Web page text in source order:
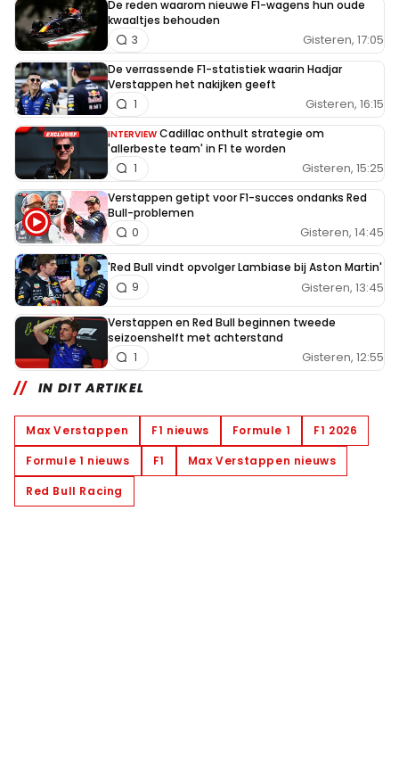
De reden waarom nieuwe F1-wagens hun oude
kwaaltjes behouden
Gisteren, 17:05
3
De verrassende F1-statistiek waarin Hadjar
Verstappen het nakijken geeft
Gisteren, 16:15
1
INTERVIEW Cadillac onthult strategie om
'allerbeste team' in F1 te worden
Gisteren, 15:25
1
Verstappen getipt voor F1-succes ondanks Red
Bull-problemen
Gisteren, 14:45
0
'Red Bull vindt opvolger Lambiase bij Aston Martin'
Gisteren, 13:45
9
Verstappen en Red Bull beginnen tweede
seizoenshelft met achterstand
Gisteren, 12:55
1
IN DIT ARTIKEL
Max Verstappen F1 nieuws Formule 1
F1 2026
Formule 1 nieuws
F1
Max Verstappen nieuws
Red Bull Racing